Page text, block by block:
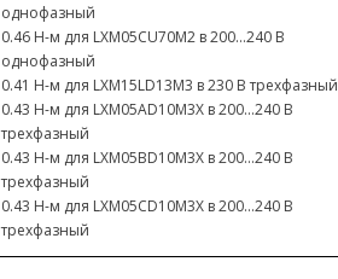
однофазный
0.46 Н-м для LXM05CU70M2 в 200...240 В
однофазный
0.41 Н-м для LXM15LD13M3 в 230 В трехфазный
0.43 Н-м для LXM05AD10M3X в 200...240 В
трехфазный
0.43 Н-м для LXM05BD10M3X в 200...240 В
трехфазный
0.43 Н-м для LXM05CD10M3X в 200...240 В
трехфазный